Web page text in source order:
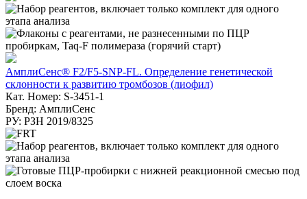
АмплиСенс® F2/F5-SNP-FL. Определение генетической
склонности к развитию тромбозов (лиофил)
Кат. Номер: S-3451-1
Бренд: АмплиСенс
РУ: РЗН 2019/8325